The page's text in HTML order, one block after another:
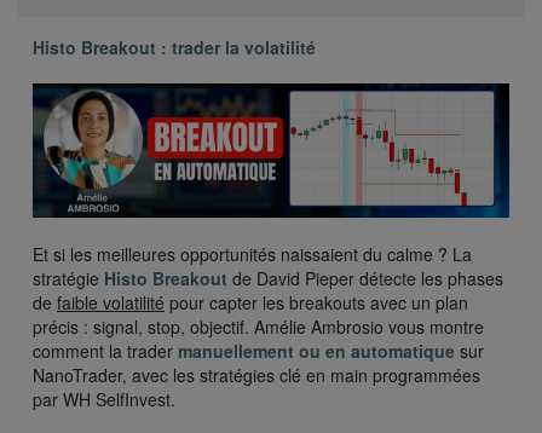
Histo Breakout : trader la volatilité
Et si les meilleures opportunités naissaient du calme ? La
stratégie Histo Breakout de David Pieper détecte les phases
de faible volatilité pour capter les breakouts avec un plan
précis : signal, stop, objectif. Amélie Ambrosio vous montre
comment la trader manuellement ou en automatique sur
NanoTrader, avec les stratégies clé en main programmées
par WH SelfInvest.